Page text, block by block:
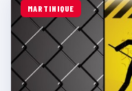
MARTINIQUE